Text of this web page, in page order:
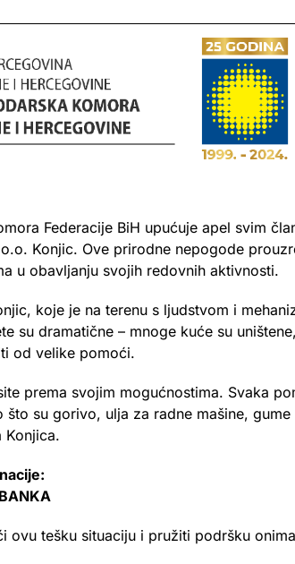
Federacije BiH upućuje apel svim
Konjic. Ove prirodne nepogode
u obavljanju svojih redovnih aktivnosti.
koje je na terenu s ljudstvom i
su dramatične – mnoge kuće su
od velike pomoći.
prema svojim mogućnostima. Svaka
što su gorivo, ulja za radne mašine,
Konjica.
ovu tešku situaciju i pružiti podršku